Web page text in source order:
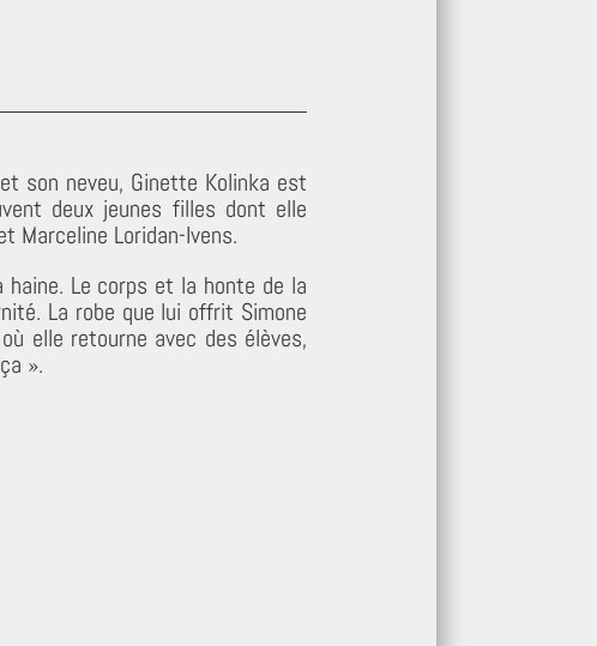
son neveu, Ginette Kolinka est
deux jeunes filles dont elle
Marceline Loridan-Ivens.
Le corps et la honte de la
La robe que lui offrit Simone
elle retourne avec des élèves,
».